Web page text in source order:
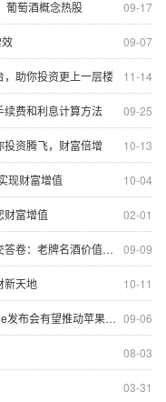
09-17
葡萄酒概念热股
09-07
11-14
，助你投资更上一层楼
09-25
续费和利息计算方法
10-13
资腾飞，财富倍增
10-04
现财富增值
02-01
财富增值
09-09
：老牌名酒价值凸显
10-11
新天地
09-06
有望推动苹果股价上涨
08-03
03-31